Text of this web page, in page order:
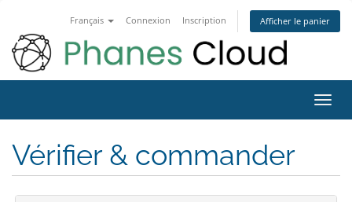
Français Connexion Inscription Afficher le panier
la
Vérifier & commander